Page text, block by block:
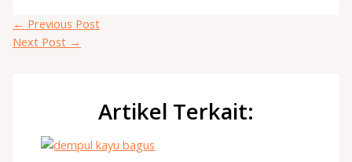
← Previous Post
Next Post →
Artikel Terkait: